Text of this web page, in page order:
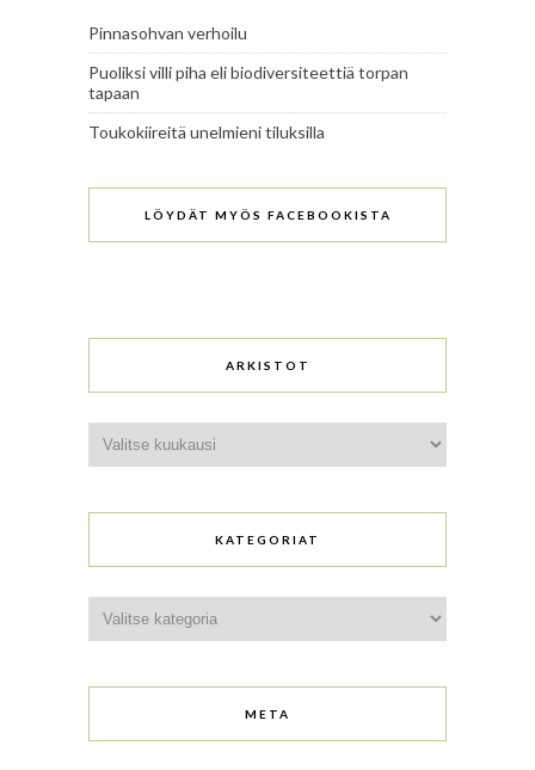
Pinnasohvan verhoilu
Puoliksi villi piha eli biodiversiteettiä torpan
tapaan
Toukokiireitä unelmieni tiluksilla
LÖYDÄT MYÖS FACEBOOKISTA
ARKISTOT
KATEGORIAT
META